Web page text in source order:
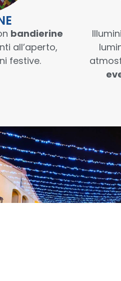
bandierine
all’aperto,
festive.